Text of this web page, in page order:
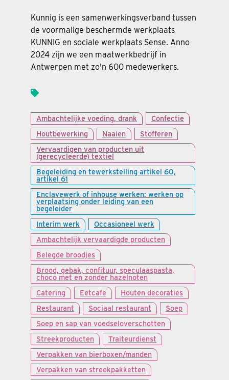
Kunnig is een samenwerkingsverband tussen
de voormalige beschermde werkplaats
KUNNIG en sociale werkplaats Sense. Anno
2024 zijn we een maatwerkbedrijf in
Antwerpen met zo'n 600 medewerkers.
Ambachtelijke voeding, drank
Confectie
Houtbewerking
Naaien
Stofferen
Vervaardigen van producten uit
(gerecycleerde) textiel
Begeleiding en tewerkstelling artikel 60,
artikel 61
Enclavewerk of inhouse werken: werken op
verplaatsing onder leiding van een
begeleider
Interim werk
Occasioneel werk
Ambachtelijk vervaardigde producten
Belegde broodjes
Brood, gebak, confituur, speculaaspasta,
choco met en zonder hazelnoten
Catering
Eetcafe
Houten decoraties
Restaurant
Sociaal restaurant
Soep
Soep en sap van voedseloverschotten
Streekproducten
Traiteurdienst
Verpakken van bierboxen/manden
Verpakken van streekpakketten